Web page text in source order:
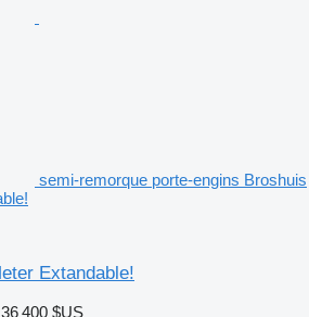
semi-remorque porte-engins Broshuis
Extandable!
400 $US